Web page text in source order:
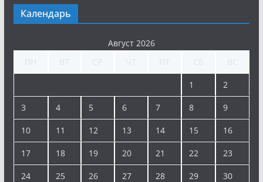
Календарь
Август 2026
1 2
3 4 5 6 7 8 9
10 11 12 13 14 15 16
17 18 19 20 21 22 23
24 25 26 27 28 29 30